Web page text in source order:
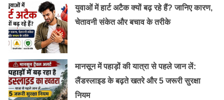
युवाओं में हार्ट अटैक क्यों बढ़ रहे हैं? जानिए कारण,
चेतावनी संकेत और बचाव के तरीके
मानसून में पहाड़ों की यात्रा से पहले जान लें:
लैंडस्लाइड के बढ़ते खतरे और 5 जरूरी सुरक्षा
नियम